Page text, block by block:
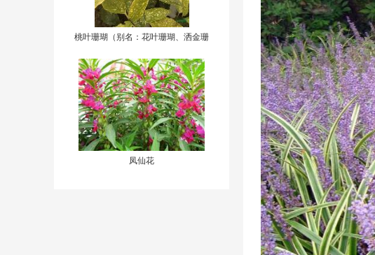
桃叶珊瑚（别名：花叶珊瑚、洒金珊
凤仙花